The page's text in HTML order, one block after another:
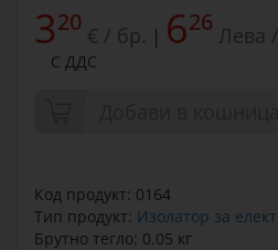
320 € / бр. | 626 Лева
С ДДС
Код продукт: 0164
Тип продукт: Изолатор за
Брутно тегло: 0.05 кг